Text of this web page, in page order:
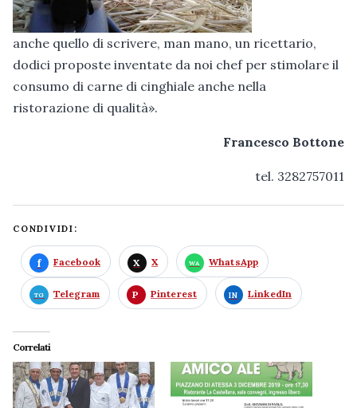
anche quello di scrivere, man mano, un ricettario,
dodici proposte inventate da noi chef per stimolare il
consumo di carne di cinghiale anche nella
ristorazione di qualità».
Francesco Bottone
tel. 3282757011
CONDIVIDI:
Facebook X WhatsApp
Telegram Pinterest LinkedIn
Correlati